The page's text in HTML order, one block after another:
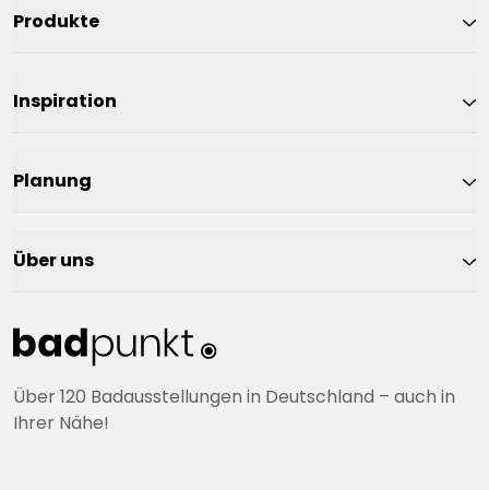
Über 120 Badausstellungen in Deutschland – auch in
Ihrer Nähe!
Produkte
Inspiration
Planung
Über uns